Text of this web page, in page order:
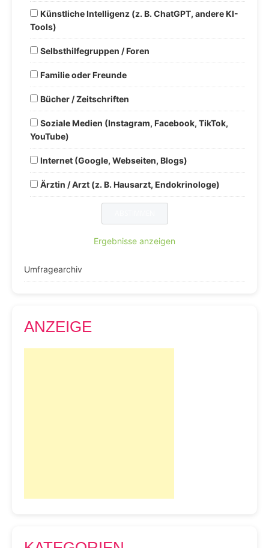
Künstliche Intelligenz (z. B. ChatGPT, andere KI-
Tools)
Selbsthilfegruppen / Foren
Familie oder Freunde
Bücher / Zeitschriften
Soziale Medien (Instagram, Facebook, TikTok,
YouTube)
Internet (Google, Webseiten, Blogs)
Ärztin / Arzt (z. B. Hausarzt, Endokrinologe)
Ergebnisse anzeigen
Umfragearchiv
ANZEIGE